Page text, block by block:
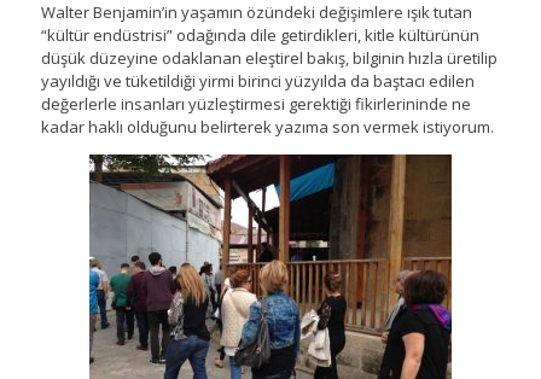
Walter Benjamin’in yaşamın özündeki değişimlere ışık tutan
“kültür endüstrisi” odağında dile getirdikleri, kitle kültürünün
düşük düzeyine odaklanan eleştirel bakış, bilginin hızla üretilip
yayıldığı ve tüketildiği yirmi birinci yüzyılda da baştacı edilen
değerlerle insanları yüzleştirmesi gerektiği fikirlerininde ne
kadar haklı olduğunu belirterek yazıma son vermek istiyorum.